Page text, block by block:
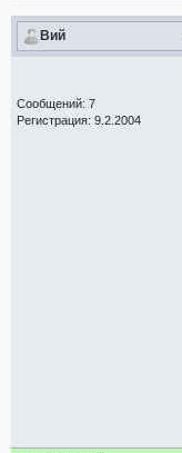
Вий
Сообщений: 7
Регистрация: 9.2.2004